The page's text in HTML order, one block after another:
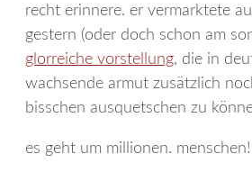
recht erinnere. er vermarktete
gestern (oder doch schon am
glorreiche vorstellung, die in
wachsende armut zusätzlich
bisschen ausquetschen zu
es geht um millionen. menschen!